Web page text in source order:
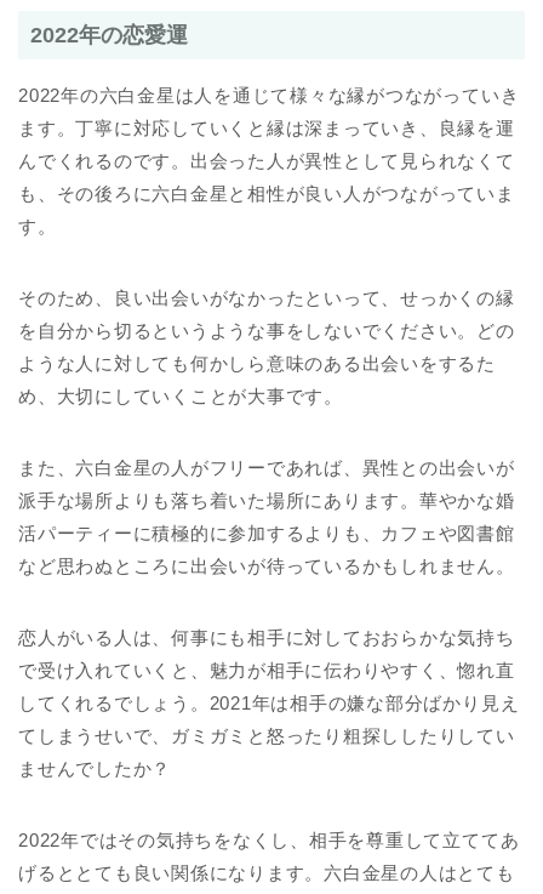
2022年の恋愛運
2022年の六白金星は人を通じて様々な縁がつながっていき
ます。丁寧に対応していくと縁は深まっていき、良縁を運
んでくれるのです。出会った人が異性として見られなくて
も、その後ろに六白金星と相性が良い人がつながっていま
す。
そのため、良い出会いがなかったといって、せっかくの縁
を自分から切るというような事をしないでください。どの
ような人に対しても何かしら意味のある出会いをするた
め、大切にしていくことが大事です。
また、六白金星の人がフリーであれば、異性との出会いが
派手な場所よりも落ち着いた場所にあります。華やかな婚
活パーティーに積極的に参加するよりも、カフェや図書館
など思わぬところに出会いが待っているかもしれません。
恋人がいる人は、何事にも相手に対しておおらかな気持ち
で受け入れていくと、魅力が相手に伝わりやすく、惚れ直
してくれるでしょう。2021年は相手の嫌な部分ばかり見え
てしまうせいで、ガミガミと怒ったり粗探ししたりしてい
ませんでしたか？
2022年ではその気持ちをなくし、相手を尊重して立ててあ
げるととても良い関係になります。六白金星の人はとても